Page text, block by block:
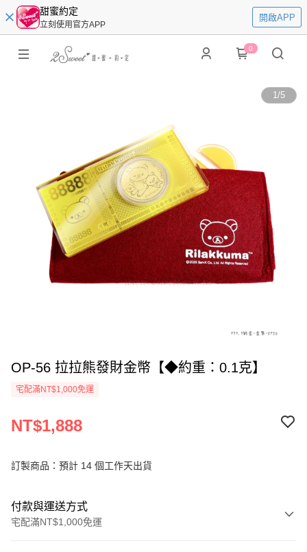
甜蜜約定
立刻使用官方APP
開啟APP
0
1/5
OP-56 拉拉熊發財金幣【◆約重：0.1克】
宅配滿NT$1,000免運
NT$1,888
訂製商品：預計 14 個工作天出貨
付款與運送方式
宅配滿NT$1,000免運